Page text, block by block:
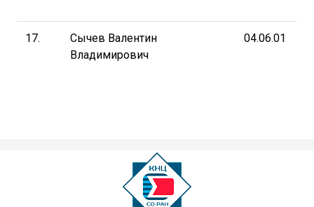
17.
Сычев Валентин
Владимирович
04.06.01